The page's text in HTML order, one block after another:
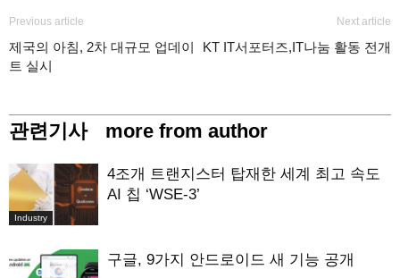
Previous article
제국의 아침, 2차 대규모 업데이
트 실시
Next article
KT IT서포터즈,IT나눔 활동 전개
관련기사 more from author
Industry
4조개 트랜지스터 탑재한 세계 최고 속도
AI 칩 ‘WSE-3’
구글, 9가지 안드로이드 새 기능 공개